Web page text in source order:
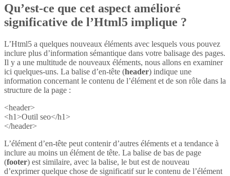
Qu’est-ce que cet aspect amélioré
significative de l’Html5 implique ?
L’Html5 a quelques nouveaux éléments avec lesquels vous pouvez
inclure plus d’information sémantique dans votre balisage des pages.
Il y a une multitude de nouveaux éléments, nous allons en examiner
ici quelques-uns. La balise d’en-tête (header) indique une
information concernant le contenu de l’élément et de son rôle dans la
structure de la page :
<header>
<h1>Outil seo</h1>
</header>
L’élément d’en-tête peut contenir d’autres éléments et a tendance à
inclure au moins un élément de tête. La balise de bas de page
(footer) est similaire, avec la balise, le but est de nouveau
d’exprimer quelque chose de significatif sur le contenu de l’élément